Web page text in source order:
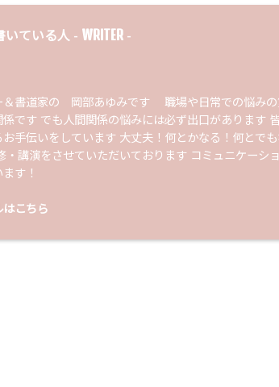
いている人 - WRITER -
＆書道家の 岡部あゆみです 職場や日常での悩みの
です でも人間関係の悩みには必ず出口があります
手伝いをしています 大丈夫！何とかなる！何とでも
・講演をさせていただいております コミュニケーシ
す！
こちら